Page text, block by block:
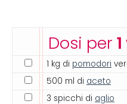
Dosi per
1 kg di pomodori
500 ml di aceto
3 spicchi di aglio